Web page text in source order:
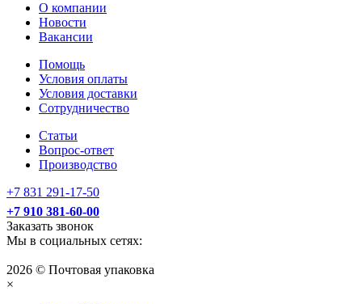
О компании
Новости
Вакансии
Помощь
Условия оплаты
Условия доставки
Сотрудничество
Статьи
Вопрос-ответ
Производство
+7 831 291-17-50
+7 910 381-60-00
Заказать звонок
Мы в социальных сетях:
2026 © Почтовая упаковка
×